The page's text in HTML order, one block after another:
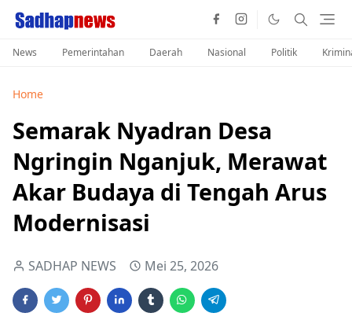
News Pemerintahan Daerah Nasional Politik
Home
Semarak Nyadran Desa
Ngringin Nganjuk, Merawat
Akar Budaya di Tengah Arus
Modernisasi
SADHAP NEWS Mei 25, 2026